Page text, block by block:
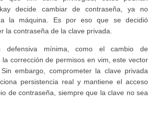
decide cambiar de contraseña, ya no
a la máquina. Es por eso que se decidió
la contraseña de la clave privada.
defensiva mínima, como el cambio de
corrección de permisos en vim, este vector
embargo, comprometer la clave privada
persistencia real y mantiene el acceso
de contraseña, siempre que la clave no sea